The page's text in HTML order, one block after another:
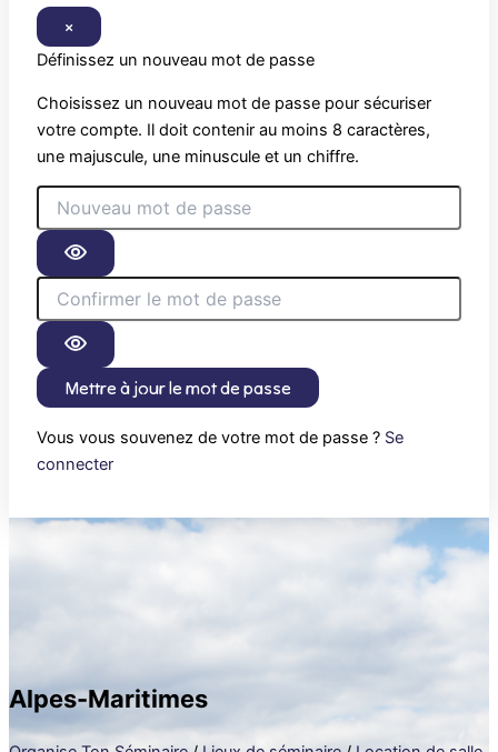
×
Définissez un nouveau mot de passe
Choisissez un nouveau mot de passe pour sécuriser
votre compte. Il doit contenir au moins 8 caractères,
une majuscule, une minuscule et un chiffre.
Mettre à jour le mot de passe
Vous vous souvenez de votre mot de passe ? Se
connecter
Alpes-Maritimes